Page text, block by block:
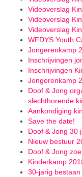
Videoverslag
Videoverslag
Videoverslag
WFDYS Youth
Jongerenkamp
Inschrijvingen
Inschrijvingen
Jongerenkamp
Doof & Jong
slechthorende
Aankondiging
Save the date!
Doof & Jong 30
Nieuw bestuur
Doof & Jong
Kinderkamp
30-jarig